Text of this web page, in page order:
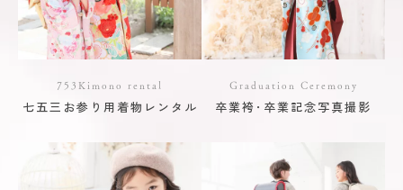
753Kimono rental
七五三お参り用着物レンタル
Graduation Ceremony
卒業袴･卒業記念写真撮影